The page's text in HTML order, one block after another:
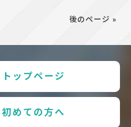
後のページ »
トップページ
初めての方へ